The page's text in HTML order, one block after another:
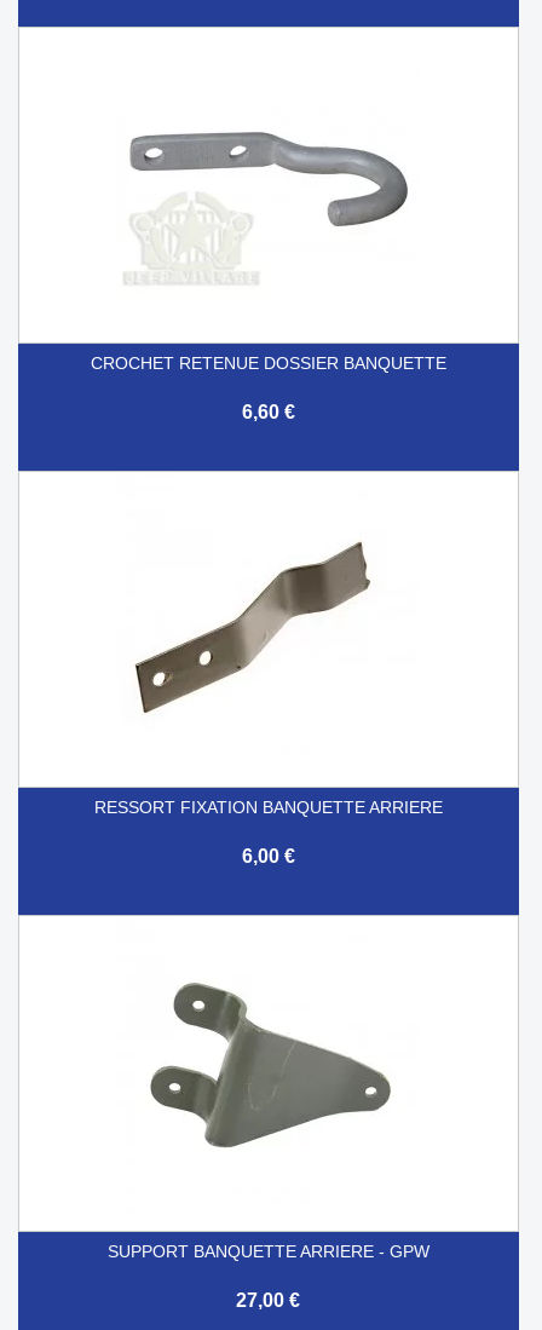
CROCHET RETENUE DOSSIER BANQUETTE
6,60 €
RESSORT FIXATION BANQUETTE ARRIERE
6,00 €
SUPPORT BANQUETTE ARRIERE - GPW
27,00 €